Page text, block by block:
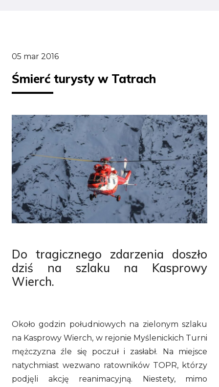
05 mar 2016
Śmierć turysty w Tatrach
Do tragicznego zdarzenia doszło
dziś na szlaku na Kasprowy
Wierch.
Około godzin południowych na zielonym szlaku
na Kasprowy Wierch, w rejonie Myślenickich Turni
mężczyzna źle się poczuł i zasłabł. Na miejsce
natychmiast wezwano ratowników TOPR, którzy
podjęli akcję reanimacyjną. Niestety, mimo